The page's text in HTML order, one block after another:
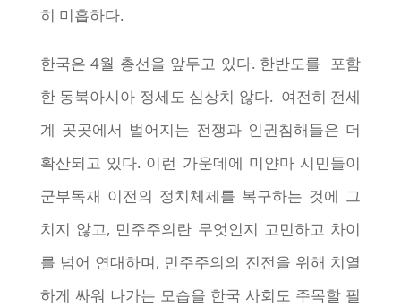
히 미흡하다.
한국은 4월 총선을 앞두고 있다. 한반도를 포함
한 동북아시아 정세도 심상치 않다. 여전히 전세
계 곳곳에서 벌어지는 전쟁과 인권침해들은 더
확산되고 있다. 이런 가운데에 미얀마 시민들이
군부독재 이전의 정치체제를 복구하는 것에 그
치지 않고, 민주주의란 무엇인지 고민하고 차이
를 넘어 연대하며, 민주주의의 진전을 위해 치열
하게 싸워 나가는 모습을 한국 사회도 주목할 필